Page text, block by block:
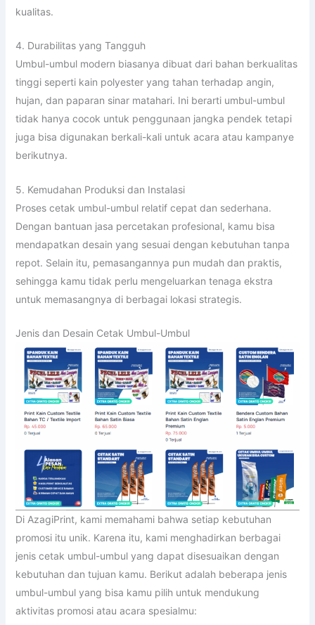
kualitas.
4. Durabilitas yang Tangguh
Umbul-umbul modern biasanya dibuat dari bahan berkualitas
tinggi seperti kain polyester yang tahan terhadap angin,
hujan, dan paparan sinar matahari. Ini berarti umbul-umbul
tidak hanya cocok untuk penggunaan jangka pendek tetapi
juga bisa digunakan berkali-kali untuk acara atau kampanye
berikutnya.
5. Kemudahan Produksi dan Instalasi
Proses cetak umbul-umbul relatif cepat dan sederhana.
Dengan bantuan jasa percetakan profesional, kamu bisa
mendapatkan desain yang sesuai dengan kebutuhan tanpa
repot. Selain itu, pemasangannya pun mudah dan praktis,
sehingga kamu tidak perlu mengeluarkan tenaga ekstra
untuk memasangnya di berbagai lokasi strategis.
Jenis dan Desain Cetak Umbul-Umbul
Di AzagiPrint, kami memahami bahwa setiap kebutuhan
promosi itu unik. Karena itu, kami menghadirkan berbagai
jenis cetak umbul-umbul yang dapat disesuaikan dengan
kebutuhan dan tujuan kamu. Berikut adalah beberapa jenis
umbul-umbul yang bisa kamu pilih untuk mendukung
aktivitas promosi atau acara spesialmu: